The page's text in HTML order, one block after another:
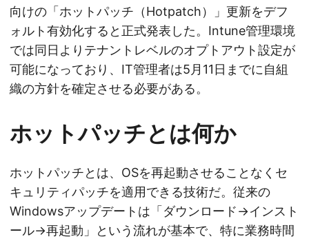
向けの「ホットパッチ（Hotpatch）」更新をデフ
ォルト有効化すると正式発表した。Intune管理環境
では同日よりテナントレベルのオプトアウト設定が
可能になっており、IT管理者は5月11日までに自組
織の方針を確定させる必要がある。
ホットパッチとは何か
ホットパッチとは、OSを再起動させることなくセ
キュリティパッチを適用できる技術だ。従来の
Windowsアップデートは「ダウンロード→インスト
ール→再起動」という流れが基本で、特に業務時間